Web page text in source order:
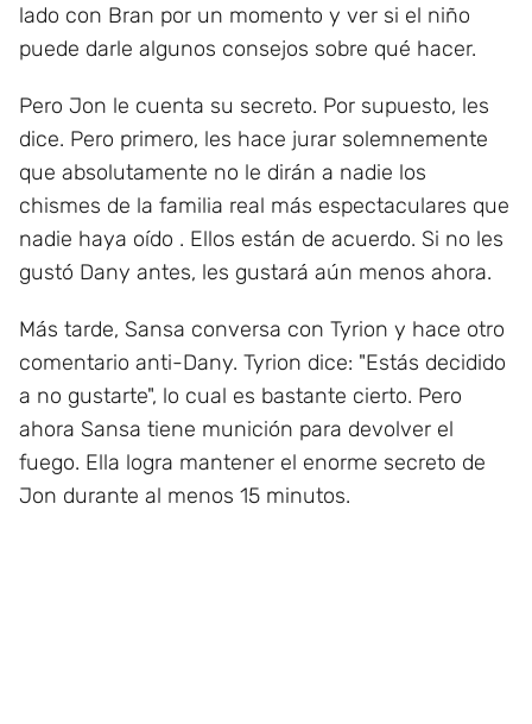
lado con Bran por un momento y ver si el niño
puede darle algunos consejos sobre qué hacer.
Pero Jon le cuenta su secreto. Por supuesto, les
dice. Pero primero, les hace jurar solemnemente
que absolutamente no le dirán a nadie los
chismes de la familia real más espectaculares que
nadie haya oído . Ellos están de acuerdo. Si no les
gustó Dany antes, les gustará aún menos ahora.
Más tarde, Sansa conversa con Tyrion y hace otro
comentario anti-Dany. Tyrion dice: "Estás decidido
a no gustarte", lo cual es bastante cierto. Pero
ahora Sansa tiene munición para devolver el
fuego. Ella logra mantener el enorme secreto de
Jon durante al menos 15 minutos.